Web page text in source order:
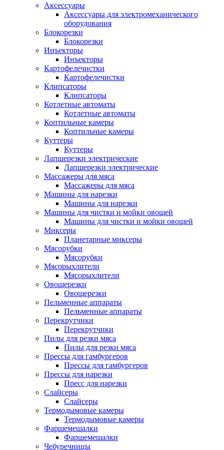
Аксессуары
Аксессуары для электромеханического
оборудования
Блокорезки
Блокорезки
Инъекторы
Инъекторы
Картофелечистки
Картофелечистки
Клипсаторы
Клипсаторы
Котлетные автоматы
Котлетные автоматы
Коптильные камеры
Коптильные камеры
Куттеры
Куттеры
Лапшерезки электрические
Лапшерезки электрические
Массажеры для мяса
Массажеры для мяса
Машины для нарезки
Машины для нарезки
Машины для чистки и мойки овощей
Машины для чистки и мойки овощей
Миксеры
Планетарные миксеры
Мясорубки
Мясорубки
Мясорыхлители
Мясорыхлители
Овощерезки
Овощерезки
Пельменные аппараты
Пельменные аппараты
Перекрутчики
Перекрутчики
Пилы для резки мяса
Пилы для резки мяса
Прессы для гамбургеров
Прессы для гамбургеров
Прессы для нарезки
Пресс для нарезки
Слайсеры
Слайсеры
Термодымовые камеры
Термодымовые камеры
Фаршемешалки
Фаршемешалки
Чебуречницы